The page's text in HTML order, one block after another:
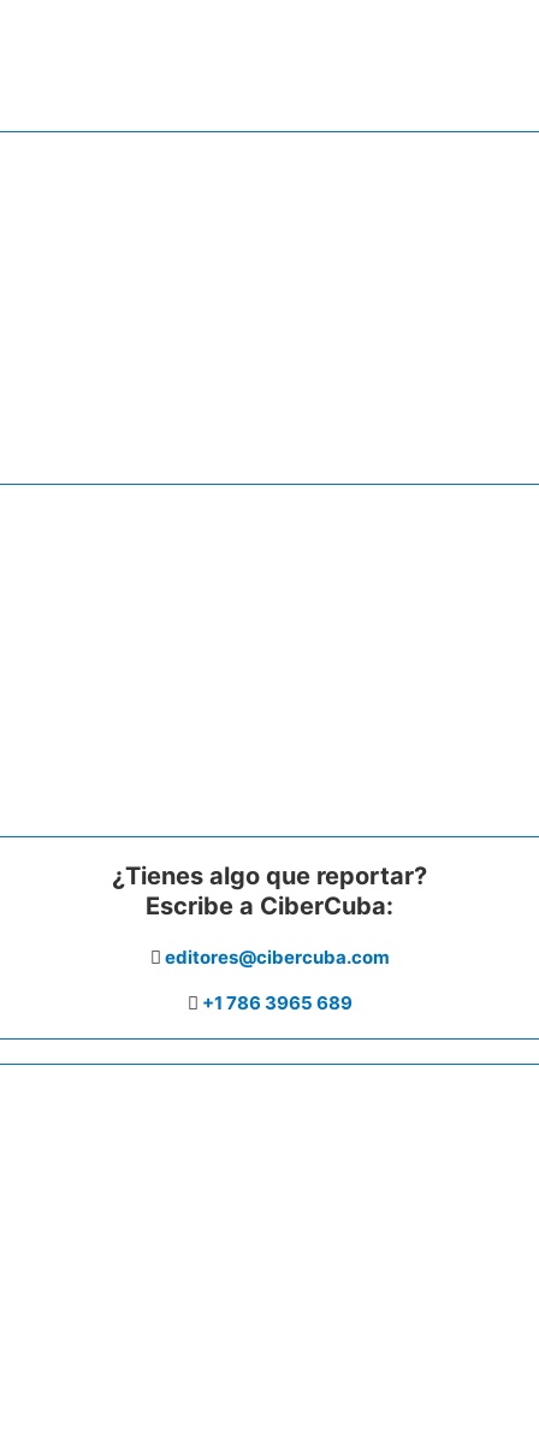
¿Tienes algo que reportar?
Escribe a CiberCuba:
editores@cibercuba.com
+1 786 3965 689